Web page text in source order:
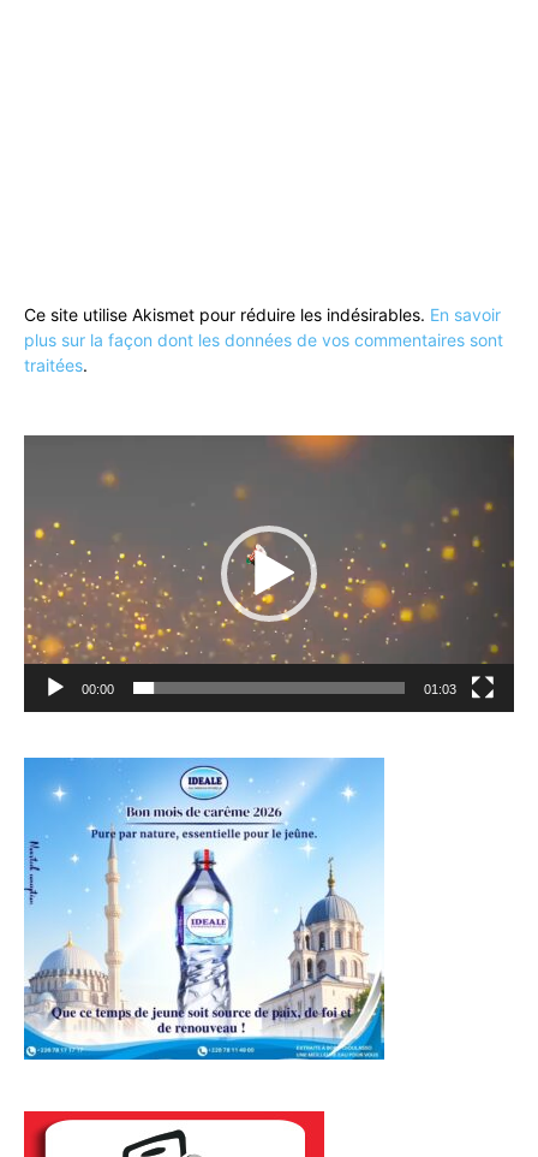
Ce site utilise Akismet pour réduire les indésirables. En savoir
plus sur la façon dont les données de vos commentaires sont
traitées.
00:00 01:03